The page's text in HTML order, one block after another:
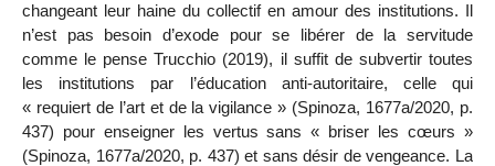
changeant leur haine du collectif en amour des institutions. Il
n’est pas besoin d’exode pour se libérer de la servitude
comme le pense Trucchio (2019), il suffit de subvertir toutes
les institutions par l’éducation anti-autoritaire, celle qui
« requiert de l’art et de la vigilance » (Spinoza, 1677a/2020, p.
437) pour enseigner les vertus sans « briser les cœurs »
(Spinoza, 1677a/2020, p. 437) et sans désir de vengeance. La